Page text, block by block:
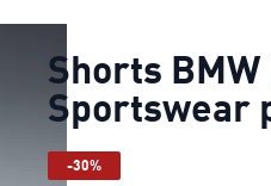
Shorts
Sportswear
-30%